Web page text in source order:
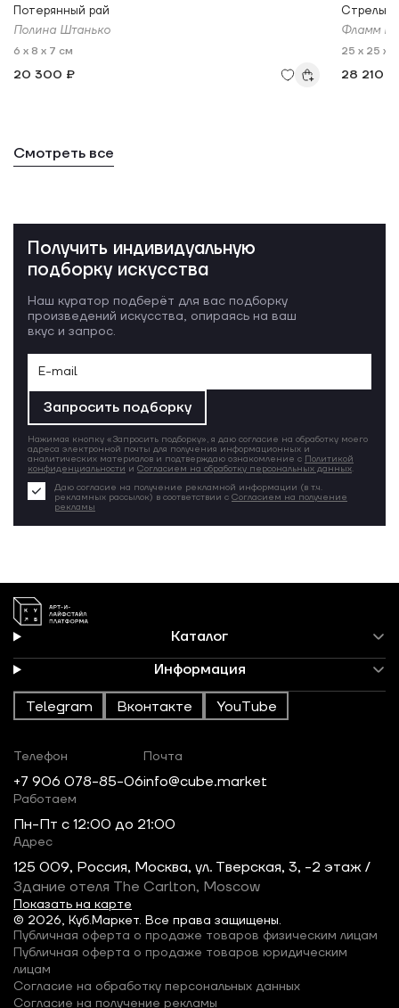
Потерянный рай
Полина Штанько
6 x 8 x 7 см
20 300 ₽
Фламм
25 x 25 x
28 210 ₽
Смотреть все
Получить индивидуальную
подборку искусства
Наш куратор подберёт для вас подборку
произведений искусства, опираясь на ваш
вкус и запрос.
Запросить подборку
Нажимая кнопку «Запросить подборку», я даю согласие на обработку моего
адреса электронной почты для получения информационных и
аналитических материалов и подтверждаю ознакомление с Политикой
конфиденциальности и Согласием на обработку персональных данных.
Даю согласие на получение рекламной информации (в т.ч.
рекламных рассылок) в соответствии с Согласием на получение
рекламы
Каталог
Информация
Telegram Вконтакте YouTube
© 2026, Куб.Маркет. Все права защищены.
Телефон
+7 906 078-85-06
Почта
info@cube.market
Работаем
Пн-Пт c 12:00 до 21:00
Адрес
125 009, Россия, Москва, ул. Тверская, 3, -2 этаж /
Здание отеля The Carlton, Moscow
Показать на карте
Публичная оферта о продаже товаров физическим лицам
Публичная оферта о продаже товаров юридическим
лицам
Согласие на обработку персональных данных
Согласие на получение рекламы